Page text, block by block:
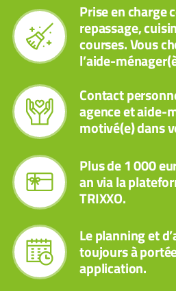
Prise en charge
repassage,
courses. Vous
l’aide-
Contact
agence et aide-
motivé(e) dans
Plus de 1 000
an via la
TRIXXO.
Le planning et
toujours à
application.